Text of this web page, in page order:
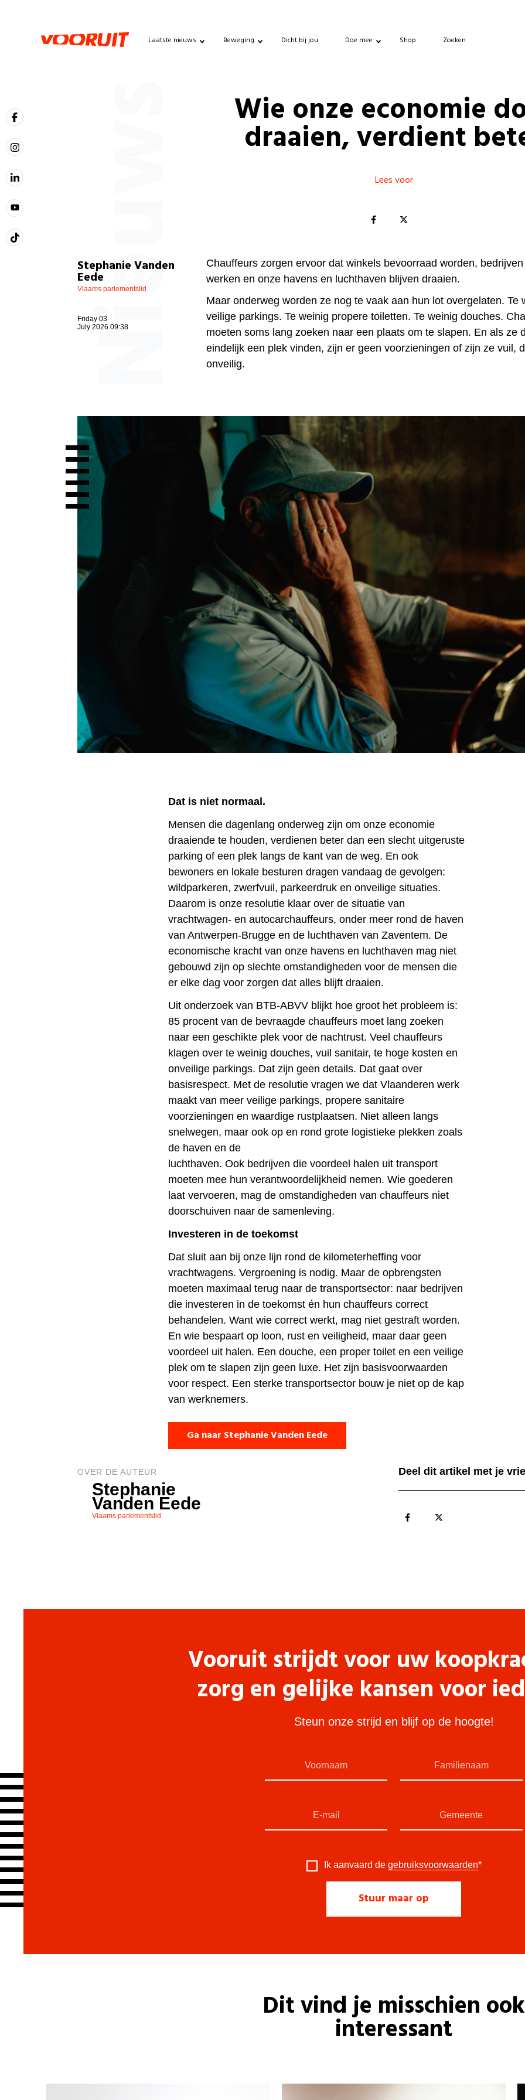
Laatste nieuws Beweging Dicht bij jou Doe mee Shop Zoeken
Nieuws Wie onze economie
draaien, verdient
Lees voor
Stephanie Vanden
Eede
Vlaams parlementslid
Friday 03
July 2026 09:38
Chauffeurs zorgen ervoor dat winkels bevoorraad worden,
werken en onze havens en luchthaven blijven draaien.
Maar onderweg worden ze nog te vaak aan hun lot overgelaten. Te
veilige parkings. Te weinig propere toiletten. Te weinig douches.
moeten soms lang zoeken naar een plaats om te slapen. En als ze
eindelijk een plek vinden, zijn er geen voorzieningen of zijn ze vuil,
onveilig.
Dat is niet normaal.
Mensen die dagenlang onderweg zijn om onze economie
draaiende te houden, verdienen beter dan een slecht uitgeruste
parking of een plek langs de kant van de weg. En ook
bewoners en lokale besturen dragen vandaag de gevolgen:
wildparkeren, zwerfvuil, parkeerdruk en onveilige situaties.
Daarom is onze resolutie klaar over de situatie van
vrachtwagen- en autocarchauffeurs, onder meer rond de haven
van Antwerpen-Brugge en de luchthaven van Zaventem. De
economische kracht van onze havens en luchthaven mag niet
gebouwd zijn op slechte omstandigheden voor de mensen die
er elke dag voor zorgen dat alles blijft draaien.
Uit onderzoek van BTB-ABVV blijkt hoe groot het probleem is:
85 procent van de bevraagde chauffeurs moet lang zoeken
naar een geschikte plek voor de nachtrust. Veel chauffeurs
klagen over te weinig douches, vuil sanitair, te hoge kosten en
onveilige parkings. Dat zijn geen details. Dat gaat over
basisrespect. Met de resolutie vragen we dat Vlaanderen werk
maakt van meer veilige parkings, propere sanitaire
voorzieningen en waardige rustplaatsen. Niet alleen langs
snelwegen, maar ook op en rond grote logistieke plekken zoals
de haven en de
luchthaven. Ook bedrijven die voordeel halen uit transport
moeten mee hun verantwoordelijkheid nemen. Wie goederen
laat vervoeren, mag de omstandigheden van chauffeurs niet
doorschuiven naar de samenleving.
Investeren in de toekomst
Dat sluit aan bij onze lijn rond de kilometerheffing voor
vrachtwagens. Vergroening is nodig. Maar de opbrengsten
moeten maximaal terug naar de transportsector: naar bedrijven
die investeren in de toekomst én hun chauffeurs correct
behandelen. Want wie correct werkt, mag niet gestraft worden.
En wie bespaart op loon, rust en veiligheid, maar daar geen
voordeel uit halen. Een douche, een proper toilet en een veilige
plek om te slapen zijn geen luxe. Het zijn basisvoorwaarden
voor respect. Een sterke transportsector bouw je niet op de kap
van werknemers.
Ga naar Stephanie Vanden Eede
OVER DE AUTEUR
Stephanie
Vanden Eede
Vlaams parlementslid
Deel dit artikel met je
Vooruit strijdt voor uw
zorg en gelijke kansen voor
Steun onze strijd en blijf op de hoogte!
Ik aanvaard de gebruiksvoorwaarden*
Dit vind je misschien ook
interessant